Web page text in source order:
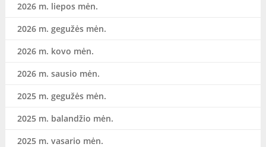
2026 m. liepos mėn.
2026 m. gegužės mėn.
2026 m. kovo mėn.
2026 m. sausio mėn.
2025 m. gegužės mėn.
2025 m. balandžio mėn.
2025 m. vasario mėn.